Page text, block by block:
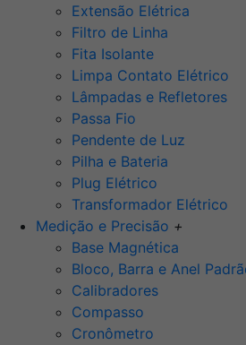
Extensão Elétrica
Filtro de Linha
Fita Isolante
Limpa Contato Elétrico
Lâmpadas e Refletores
Passa Fio
Pendente de Luz
Pilha e Bateria
Plug Elétrico
Transformador Elétrico
Medição e Precisão +
Base Magnética
Bloco, Barra e Anel
Calibradores
Compasso
Cronômetro